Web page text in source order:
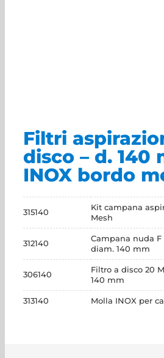
Filtri
disco – d. 140
INOX bordo
315140
Kit campana
Mesh
312140
Campana nuda F
diam. 140 mm
306140
Filtro a disco 20
140 mm
313140 Molla INOX per